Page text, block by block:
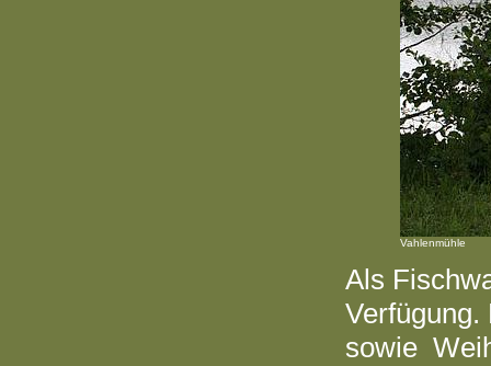
Vahlenmühle
Als
Verfügung.
sowie